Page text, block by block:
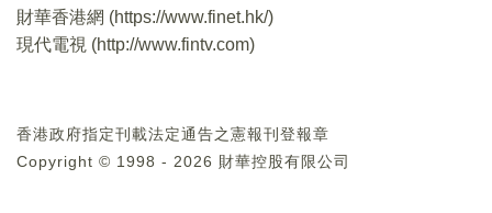
財華香港網 (https://www.finet.hk/)
現代電視 (http://www.fintv.com)
香港政府指定刊載法定通告之憲報刊登報章
Copyright © 1998 - 2026 財華控股有限公司